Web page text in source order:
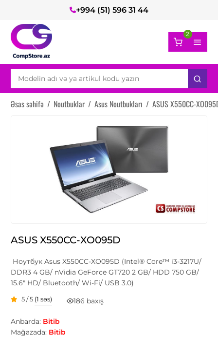
+994 (51) 596 31 44
2
Əsas səhifə / Noutbuklar / Asus Noutbukları / ASUS X550CC-
ASUS X550CC-XO095D
Ноутбук Asus X550CC-XO095D (Intel® Core™ i3-3217U/
DDR3 4 GB/ nVidia GeForce GT720 2 GB/ HDD 750 GB/
15.6" HD/ Bluetooth/ Wi-Fi/ USB 3.0)
5 / 5 (1 səs) 186 baxış
Anbarda: Bitib
Mağazada: Bitib